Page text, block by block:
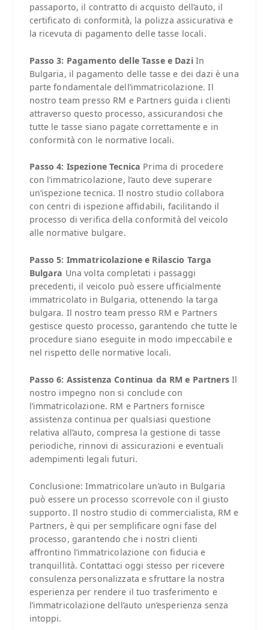
passaporto, il contratto di acquisto dell’auto, il
certificato di conformità, la polizza assicurativa e
la ricevuta di pagamento delle tasse locali.
Passo 3: Pagamento delle Tasse e DaziIn
Bulgaria, il pagamento delle tasse e dei dazi è una
parte fondamentale dell’immatricolazione. Il
nostro team presso RM e Partners guida i clienti
attraverso questo processo, assicurandosi che
tutte le tasse siano pagate correttamente e in
conformità con le normative locali.
Passo 4: Ispezione Tecnica Prima di procedere
con l’immatricolazione, l’auto deve superare
un’ispezione tecnica. Il nostro studio collabora
con centri di ispezione affidabili, facilitando il
processo di verifica della conformità del veicolo
alle normative bulgare.
Passo 5: Immatricolazione e Rilascio Targa
Bulgara Una volta completati i passaggi
precedenti, il veicolo può essere ufficialmente
immatricolato in Bulgaria, ottenendo la targa
bulgara. Il nostro team presso RM e Partners
gestisce questo processo, garantendo che tutte le
procedure siano eseguite in modo impeccabile e
nel rispetto delle normative locali.
Passo 6: Assistenza Continua da RM e PartnersIl
nostro impegno non si conclude con
l’immatricolazione. RM e Partners fornisce
assistenza continua per qualsiasi questione
relativa all’auto, compresa la gestione di tasse
periodiche, rinnovi di assicurazioni e eventuali
adempimenti legali futuri.
Conclusione: Immatricolare un’auto in Bulgaria
può essere un processo scorrevole con il giusto
supporto. Il nostro studio di commercialista, RM e
Partners, è qui per semplificare ogni fase del
processo, garantendo che i nostri clienti
affrontino l’immatricolazione con fiducia e
tranquillità. Contattaci oggi stesso per ricevere
consulenza personalizzata e sfruttare la nostra
esperienza per rendere il tuo trasferimento e
l’immatricolazione dell’auto un’esperienza senza
intoppi.